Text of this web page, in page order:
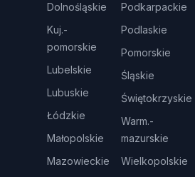
Dolnośląskie
Kuj.-
pomorskie
Lubelskie
Lubuskie
Łódzkie
Małopolskie
Mazowieckie
Podkarpackie
Podlaskie
Pomorskie
Śląskie
Świętokrzyskie
Warm.-
mazurskie
Wielkopolskie